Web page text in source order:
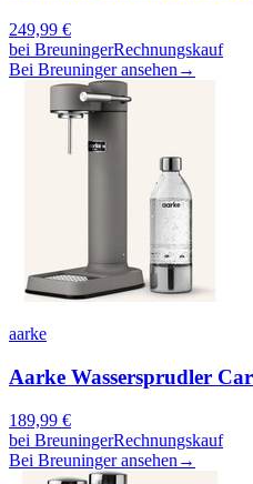
249,99 €
bei BreuningerRechnungskauf
Bei Breuninger ansehen →
aarke
Aarke Wassersprudler
189,99 €
bei BreuningerRechnungskauf
Bei Breuninger ansehen →